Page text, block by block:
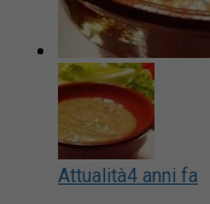
Attualità4 anni fa